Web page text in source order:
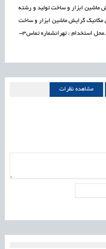
ماشين ابزار و ساخت توليد و رشته
گرايش ماشين ابزار و ساخت
توليد از امتياز بيشتري برخوردار مي باشد.محل استخدام : تهرانشماره تماس3-
مشاهده نظرات